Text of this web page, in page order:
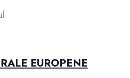
EUROPENE